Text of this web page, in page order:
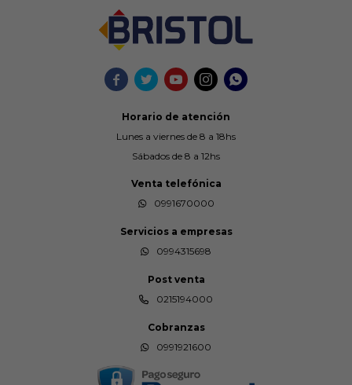
    
Horario de atención
Lunes a viernes de 8 a 18hs
Sábados de 8 a 12hs
Venta telefónica
0991670000
Servicios a empresas
0994315698
Post venta
0215194000
Cobranzas
0991921600